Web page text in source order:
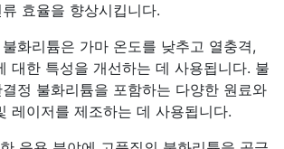
효율을 향상시킵니다.
화리튬은 가마 온도를 낮추고 열충격,
대한 특성을 개선하는 데 사용됩니다. 불
정 불화리튬을 포함하는 다양한 원료와
레이저를 제조하는 데 사용됩니다.